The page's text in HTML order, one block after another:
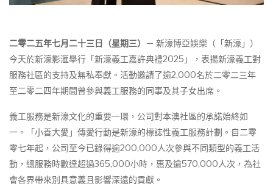
二零二五年七月二十三日（星期三）
－ 新濠博亞娛樂（「新濠」）
今天於新濠影滙舉行「新濠義工嘉許典禮2025」，表揚新濠義工對
服務社區的支持及無私奉獻。活動邀請了逾2,000名於二零二三年
至二零二四年期間曾參與義工服務的同事及其子女出席。
義工服務是新濠文化的重要一環，公司對本澳社區的承諾始終如
一。「小善大愛」傳愛行動是新濠的標誌性義工服務計劃。自二零
零七年起，公司至今已錄得逾200,000人次參與不同類型的義工活
動，總服務時數達超過365,000小時，惠及逾570,000人次，為社
會各界帶來別具意義且影響深遠的貢獻。